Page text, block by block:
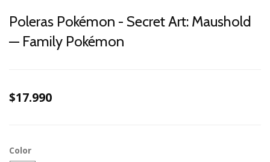
Poleras Pokémon - Secret Art: Maushold
— Family Pokémon
$17.990
Color